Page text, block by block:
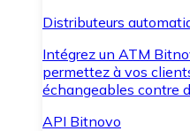
Distributeurs
Intégrez un ATM
permettez à vos
échangeables contre
API Bitnovo